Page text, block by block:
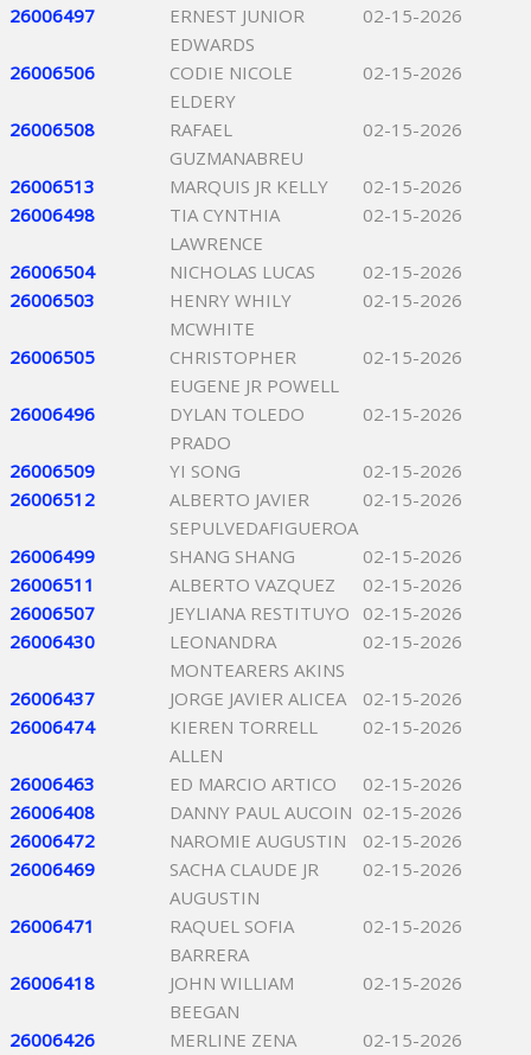
26006497
ERNEST JUNIOR
EDWARDS
02-15-2026
26006506
CODIE NICOLE
ELDERY
02-15-2026
26006508
RAFAEL
GUZMANABREU
02-15-2026
26006513 MARQUIS JR KELLY
02-15-2026
26006498
TIA CYNTHIA
LAWRENCE
02-15-2026
26006504 NICHOLAS LUCAS
02-15-2026
26006503
HENRY WHILY
MCWHITE
02-15-2026
26006505
CHRISTOPHER
EUGENE JR POWELL
02-15-2026
26006496
DYLAN TOLEDO
PRADO
02-15-2026
26006509 YI SONG
02-15-2026
26006512
ALBERTO JAVIER
SEPULVEDAFIGUEROA
02-15-2026
26006499 SHANG SHANG
02-15-2026
26006511
ALBERTO VAZQUEZ
02-15-2026
26006507
JEYLIANA RESTITUYO
02-15-2026
26006430
LEONANDRA
MONTEARERS AKINS
02-15-2026
26006437 JORGE JAVIER ALICEA
02-15-2026
26006474
KIEREN TORRELL
ALLEN
02-15-2026
26006463 ED MARCIO ARTICO
02-15-2026
26006408
DANNY PAUL AUCOIN 02-15-2026
26006472
NAROMIE AUGUSTIN
02-15-2026
26006469
SACHA CLAUDE JR
AUGUSTIN
02-15-2026
26006471
RAQUEL SOFIA
BARRERA
02-15-2026
26006418
JOHN WILLIAM
BEEGAN
02-15-2026
26006426
MERLINE ZENA
02-15-2026